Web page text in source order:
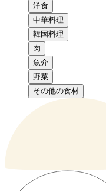
洋食
中華料理
韓国料理
肉
魚介
野菜
その他の食材